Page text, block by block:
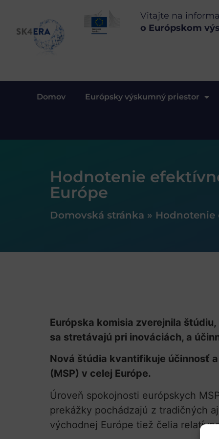
Vitajte na
o Európskom
Domov Európsky výskumný priestor
Hodnotenie
Európe
Domovská stránka » Hodnotenie
Európska komisia zverejnila
sa stretávajú pri inováciách, a
Nová štúdia kvantifikuje účinnosť
(MSP) v celej Európe.
Úroveň spokojnosti európskych
prekážky pochádzajú z tradičných
východnej Európe tiež čelia